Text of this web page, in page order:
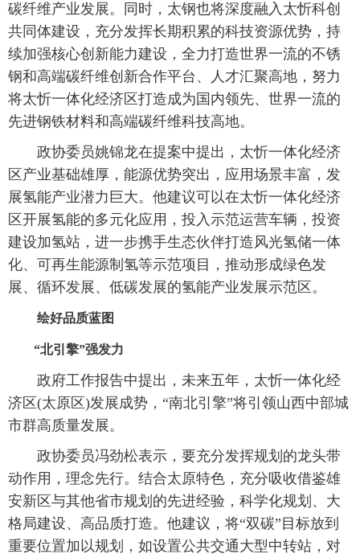
碳纤维产业发展。同时，太钢也将深度融入太忻科创
共同体建设，充分发挥长期积累的科技资源优势，持
续加强核心创新能力建设，全力打造世界一流的不锈
钢和高端碳纤维创新合作平台、人才汇聚高地，努力
将太忻一体化经济区打造成为国内领先、世界一流的
先进钢铁材料和高端碳纤维科技高地。
政协委员姚锦龙在提案中提出，太忻一体化经济
区产业基础雄厚，能源优势突出，应用场景丰富，发
展氢能产业潜力巨大。他建议可以在太忻一体化经济
区开展氢能的多元化应用，投入示范运营车辆，投资
建设加氢站，进一步携手生态伙伴打造风光氢储一体
化、可再生能源制氢等示范项目，推动形成绿色发
展、循环发展、低碳发展的氢能产业发展示范区。
绘好品质蓝图
“北引擎”强发力
政府工作报告中提出，未来五年，太忻一体化经
济区(太原区)发展成势，“南北引擎”将引领山西中部城
市群高质量发展。
政协委员冯劲松表示，要充分发挥规划的龙头带
动作用，理念先行。结合太原特色，充分吸收借鉴雄
安新区与其他省市规划的先进经验，科学化规划、大
格局建设、高品质打造。他建议，将“双碳”目标放到
重要位置加以规划，如设置公共交通大型中转站，对